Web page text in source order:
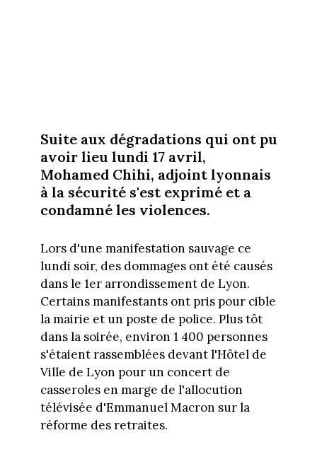
Suite aux dégradations qui ont pu
avoir lieu lundi 17 avril,
Mohamed Chihi, adjoint lyonnais
à la sécurité s'est exprimé et a
condamné les violences.
Lors d'une manifestation sauvage ce
lundi soir, des dommages ont été causés
dans le 1er arrondissement de Lyon.
Certains manifestants ont pris pour cible
la mairie et un poste de police. Plus tôt
dans la soirée, environ 1 400 personnes
s'étaient rassemblées devant l'Hôtel de
Ville de Lyon pour un concert de
casseroles en marge de l'allocution
télévisée d'Emmanuel Macron sur la
réforme des retraites.